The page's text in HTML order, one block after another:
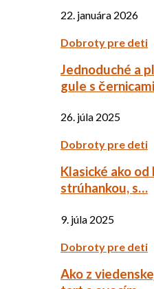
22. januára 2026
Dobroty pre deti
Jednoduché a
gule s
26. júla 2025
Dobroty pre deti
Klasické ako
strúhankou, s…
9. júla 2025
Dobroty pre deti
Ako z